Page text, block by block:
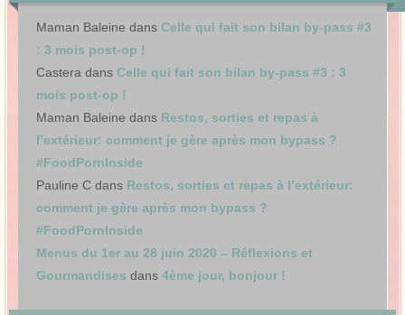
Maman Baleine dans Celle qui fait son bilan by-pass #3
: 3 mois post-op !
Castera dans Celle qui fait son bilan by-pass #3 : 3
mois post-op !
Maman Baleine dans Restos, sorties et repas à
l’extérieur: comment je gère après mon bypass ?
#FoodPornInside
Pauline C dans Restos, sorties et repas à l’extérieur:
comment je gère après mon bypass ?
#FoodPornInside
Menus du 1er au 28 juin 2020 – Réflexions et
Gourmandises dans 4ème jour, bonjour !